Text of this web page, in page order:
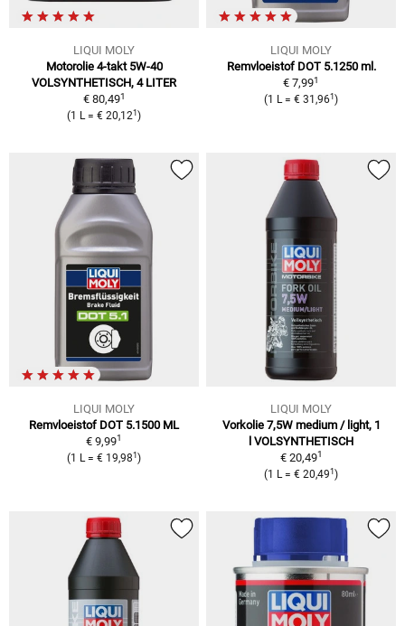
LIQUI MOLY
Motorolie 4-takt 5W-40
VOLSYNTHETISCH, 4 LITER
€ 80,491
(1 L= € 20,121 )
LIQUI MOLY
Remvloeistof DOT 5.1250 ml.
€ 7,991
(1 L= € 31,961 )
LIQUI MOLY
Remvloeistof DOT 5.1500 ML
€ 9,991
(1 L= € 19,981 )
LIQUI MOLY
Vorkolie 7,5W medium / light, 1
VOLSYNTHETISCH
€ 20,491
(1 L= € 20,491 )